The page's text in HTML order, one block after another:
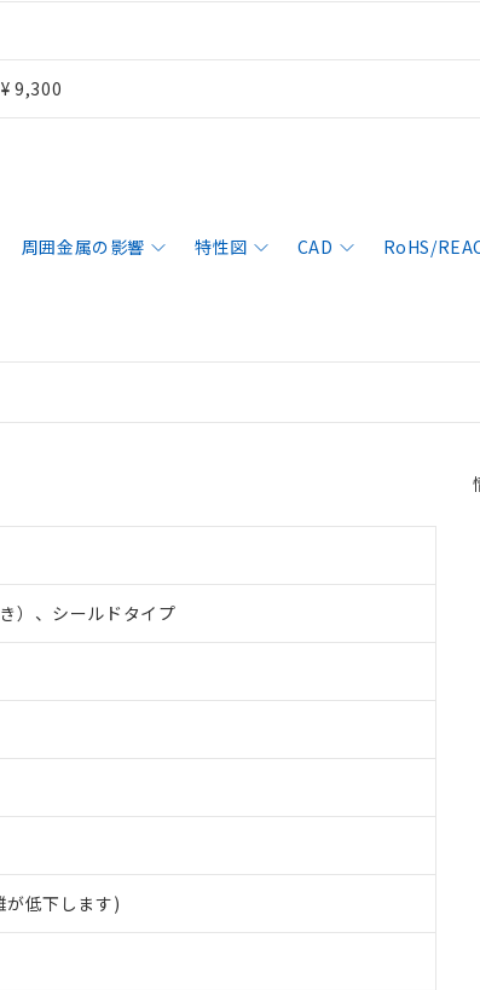
¥ 9,300
周囲金属の影響 特性図 CAD
RoHS/
）、シールドタイプ
が低下します)